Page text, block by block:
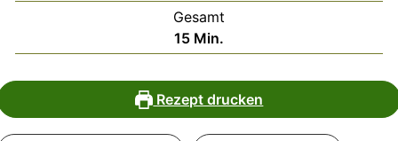
Gesamt
15Minuten
Min.
Rezept drucken